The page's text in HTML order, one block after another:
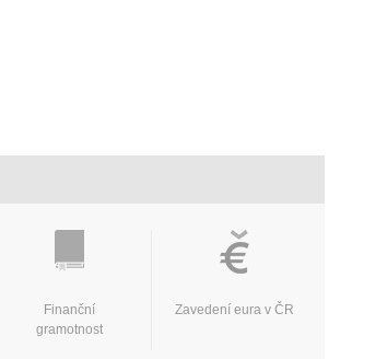
Finanční
gramotnost
Zavedení eura v ČR